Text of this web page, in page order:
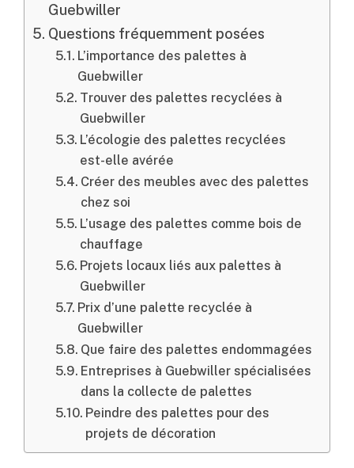
Guebwiller
Questions fréquemment posées
L’importance des palettes à
Guebwiller
Trouver des palettes recyclées à
Guebwiller
L’écologie des palettes recyclées
est-elle avérée
Créer des meubles avec des palettes
chez soi
L’usage des palettes comme bois de
chauffage
Projets locaux liés aux palettes à
Guebwiller
Prix d’une palette recyclée à
Guebwiller
Que faire des palettes endommagées
Entreprises à Guebwiller spécialisées
dans la collecte de palettes
Peindre des palettes pour des
projets de décoration